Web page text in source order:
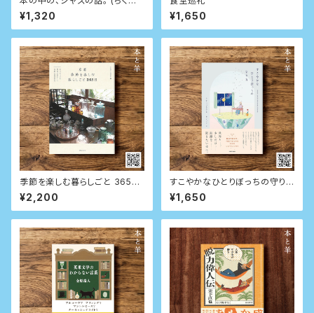
文庫)
¥1,320 ¥1,650
季節を楽しむ暮らしごと 365日
日々の小さな発見が愛おしい古
都の春夏秋冬
¥2,200
すこやかなひとりぼっちの守り
方
¥1,650